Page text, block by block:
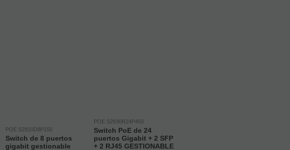
POE S2910D8P150
Switch de 8 puertos
gigabit gestionable
POE S2930R24P450
Switch PoE de 24
puertos Gigabit + 2 SFP
+ 2 RJ45 GESTIONABLE